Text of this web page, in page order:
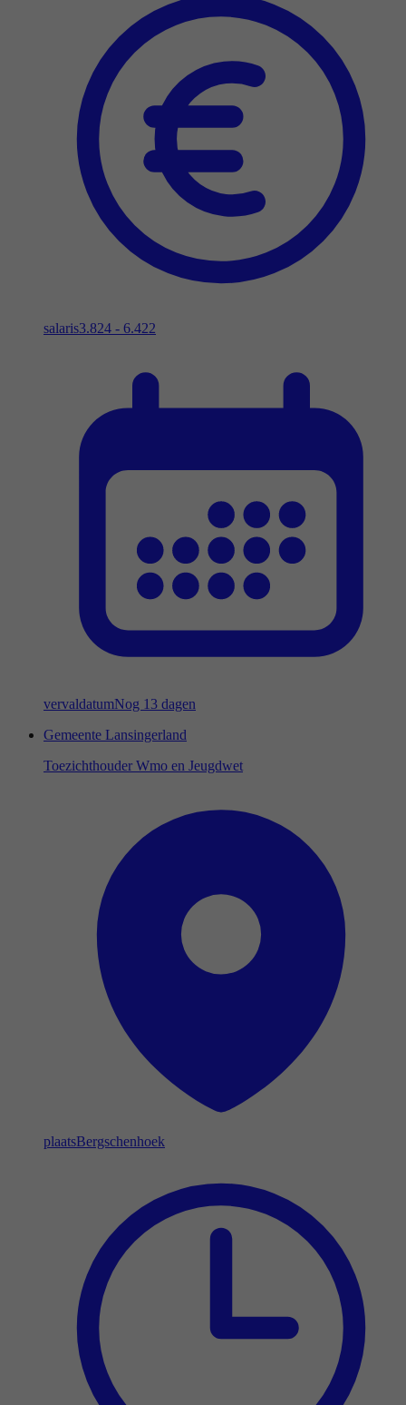
salaris3.824 - 6.422
vervaldatumNog 13 dagen
Gemeente Lansingerland
Toezichthouder Wmo en Jeugdwet
plaatsBergschenhoek